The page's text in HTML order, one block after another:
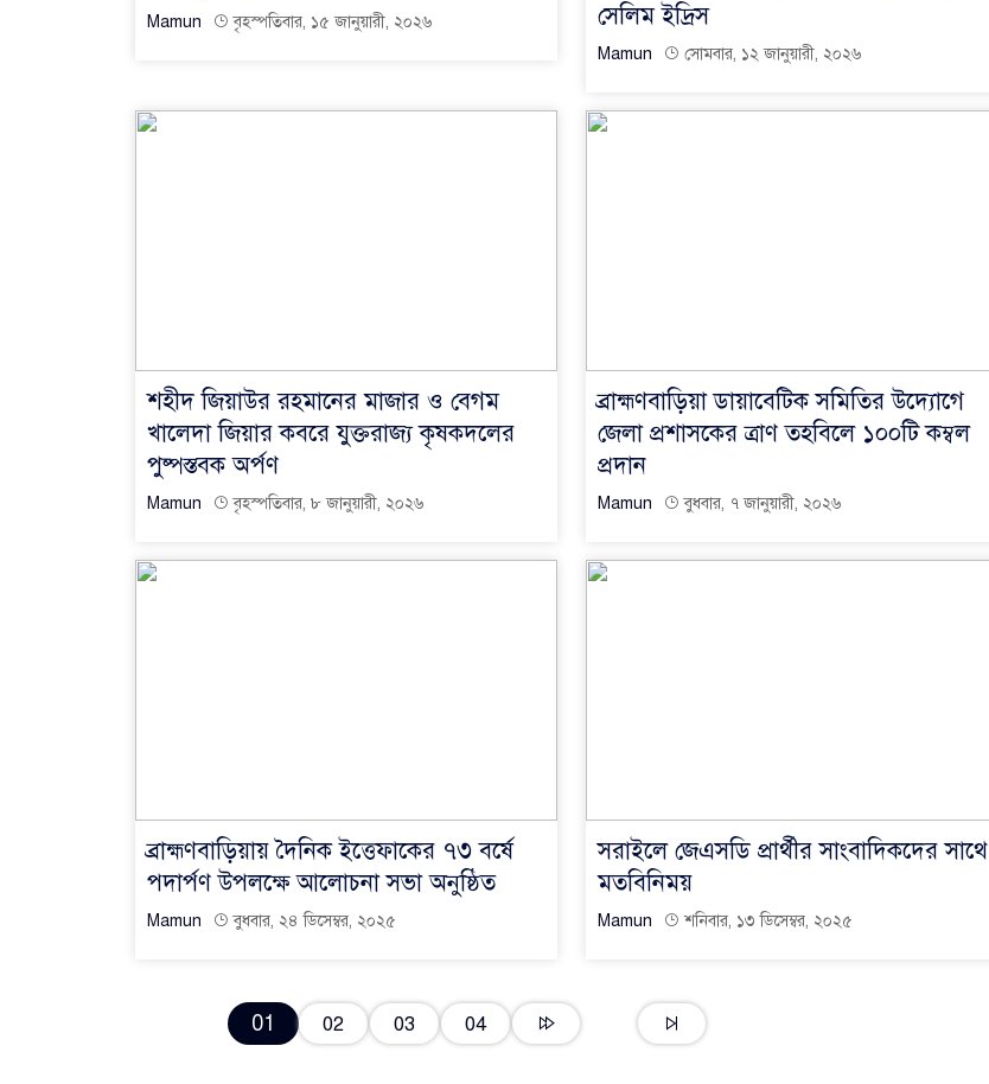
Mamun বৃহস্পতিবার, ১৫ জানুয়ারী, ২০২৬
সেলিম ইদ্রিস
Mamun সোমবার, ১২ জানুয়ারী, ২০২৬
শহীদ জিয়াউর রহমানের মাজার ও বেগম
খালেদা জিয়ার কবরে যুক্তরাজ্য কৃষকদলের
পুষ্পস্তবক অর্পণ
Mamun বৃহস্পতিবার, ৮ জানুয়ারী, ২০২৬
ব্রাহ্মণবাড়িয়া ডায়াবেটিক সমিতির উদ্যোগে
জেলা প্রশাসকের ত্রাণ তহবিলে ১০০টি কম্বল
প্রদান
Mamun বুধবার, ৭ জানুয়ারী, ২০২৬
ব্রাহ্মণবাড়িয়ায় দৈনিক ইত্তেফাকের ৭৩ বর্ষে
পদার্পণ উপলক্ষে আলোচনা সভা অনুষ্ঠিত
Mamun বুধবার, ২৪ ডিসেম্বর, ২০২৫
সরাইলে জেএসডি প্রার্থীর সাংবাদিকদের সাথে
মতবিনিময়
Mamun শনিবার, ১৩ ডিসেম্বর, ২০২৫
01 02 03 04